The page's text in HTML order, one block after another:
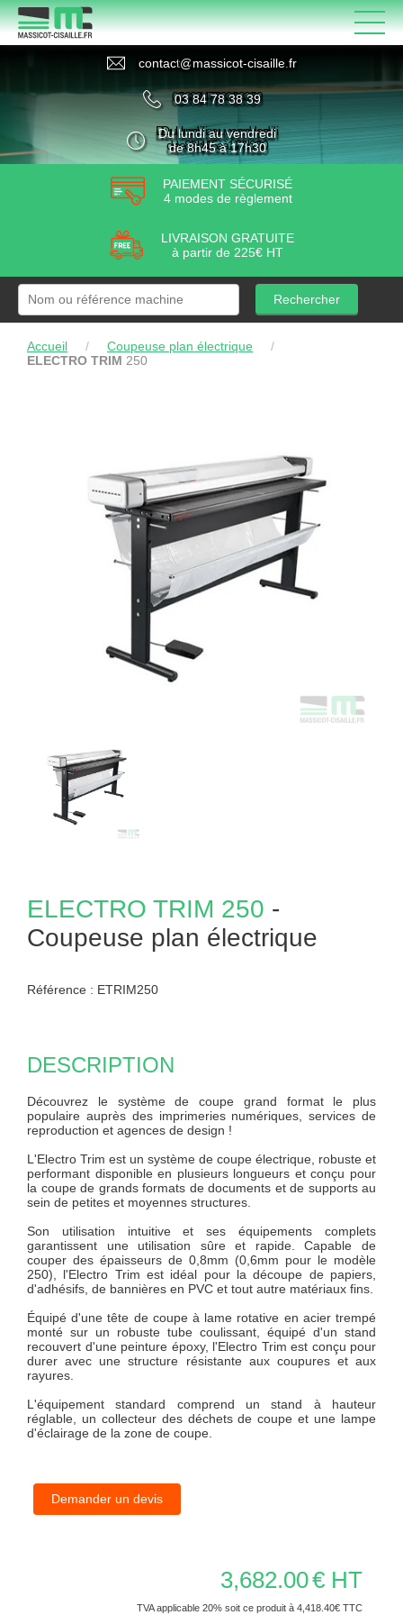
contact@massicot-cisaille fr
03 84 78 38 39
Du lundi au vendredi
de 8h45 à 17h30
PAIEMENT SÉCURISÉ
4 modes de règlement
LIVRAISON GRATUITE
à partir de 225€ HT
Rechercher
Accueil / Coupeuse plan électrique
/
ELECTRO TRIM 250
ELECTRO TRIM 250 -
Coupeuse plan électrique
Référence : ETRIM250
DESCRIPTION
Découvrez le système de coupe grand format le plus
populaire auprès des imprimeries numériques, services de
reproduction et agences de design !
L'Electro Trim est un système de coupe électrique, robuste et
performant disponible en plusieurs longueurs et conçu pour
la coupe de grands formats de documents et de supports au
sein de petites et moyennes structures.
Son utilisation intuitive et ses équipements complets
garantissent une utilisation sûre et rapide. Capable de
couper des épaisseurs de 0,8mm (0,6mm pour le modèle
250), l'Electro Trim est idéal pour la découpe de papiers,
d'adhésifs, de bannières en PVC et tout autre matériaux fins.
Équipé d'une tête de coupe à lame rotative en acier trempé
monté sur un robuste tube coulissant, équipé d'un stand
recouvert d'une peinture époxy, l'Electro Trim est conçu pour
durer avec une structure résistante aux coupures et aux
rayures.
L'équipement standard comprend un stand à hauteur
réglable, un collecteur des déchets de coupe et une lampe
d'éclairage de la zone de coupe.
Demander un devis
3,682.00€ HT
TVA applicable 20% soit ce produit à 4,418.40€ TTC